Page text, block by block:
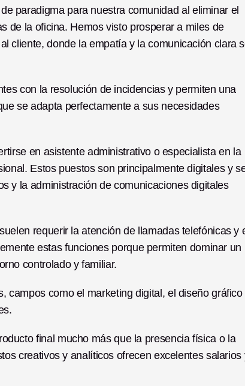
paradigma para nuestra comunidad al eliminar el
de la oficina. Hemos visto prosperar a miles de
cliente, donde la empatía y la comunicación clara
con la resolución de incidencias y permiten una
se adapta perfectamente a sus necesidades
en asistente administrativo o especialista en la
Estos puestos son principalmente digitales y
y la administración de comunicaciones digitales
requerir la atención de llamadas telefónicas y
estas funciones porque permiten dominar un
controlado y familiar.
campos como el marketing digital, el diseño gráfico
final mucho más que la presencia física o la
creativos y analíticos ofrecen excelentes salarios